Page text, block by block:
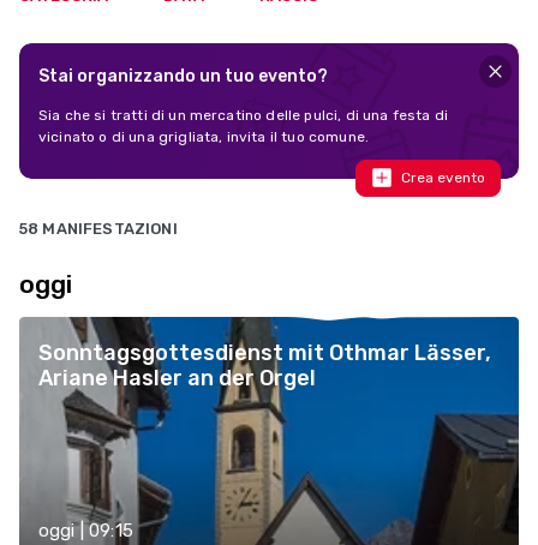
Stai organizzando un tuo evento?
Sia che si tratti di un mercatino delle pulci, di una festa di
vicinato o di una grigliata, invita il tuo comune.
Crea evento
58 MANIFESTAZIONI
oggi
Sonntagsgottesdienst mit Othmar Lässer,
Ariane Hasler an der Orgel
oggi | 09:15